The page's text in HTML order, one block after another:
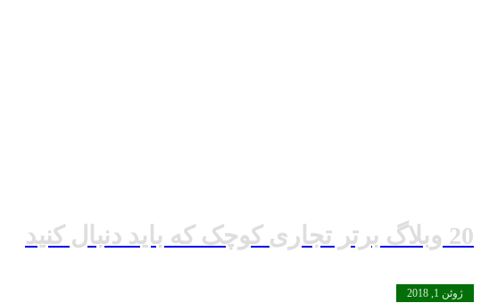
20 وبلاگ برتر تجاری کوچک که باید دنبال کنید
ژوئن 1, 2018